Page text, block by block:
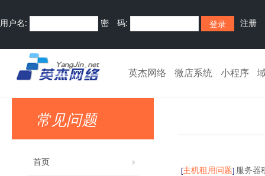
用户名: 密 码: 注册
英杰网络 微店系统 小程序
常见问题
首页
[主机租用问题] 服务器